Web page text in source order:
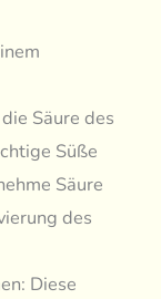
Säure des
Süße
Säure
des
Diese